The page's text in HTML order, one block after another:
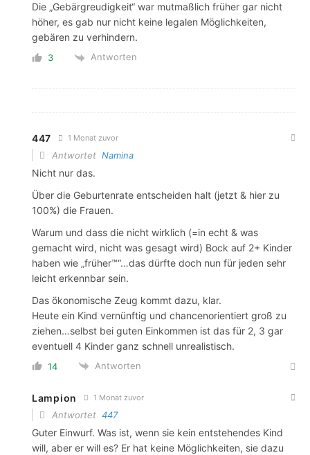
Die „Gebärgreudigkeit“ war mutmaßlich früher gar nicht
höher, es gab nur nicht keine legalen Möglichkeiten,
gebären zu verhindern.
3 Antworten
447 1 Monat zuvor
Antwortet Namina
Nicht nur das.
Über die Geburtenrate entscheiden halt (jetzt & hier zu
100%) die Frauen.
Warum und dass die nicht wirklich (=in echt & was
gemacht wird, nicht was gesagt wird) Bock auf 2+ Kinder
haben wie „früher™“…das dürfte doch nun für jeden sehr
leicht erkennbar sein.
Das ökonomische Zeug kommt dazu, klar.
Heute ein Kind vernünftig und chancenorientiert groß zu
ziehen…selbst bei guten Einkommen ist das für 2, 3 gar
eventuell 4 Kinder ganz schnell unrealistisch.
14 Antworten
Lampion 1 Monat zuvor
Antwortet 447
Guter Einwurf. Was ist, wenn sie kein entstehendes Kind
will, aber er will es? Er hat keine Möglichkeiten, sie dazu